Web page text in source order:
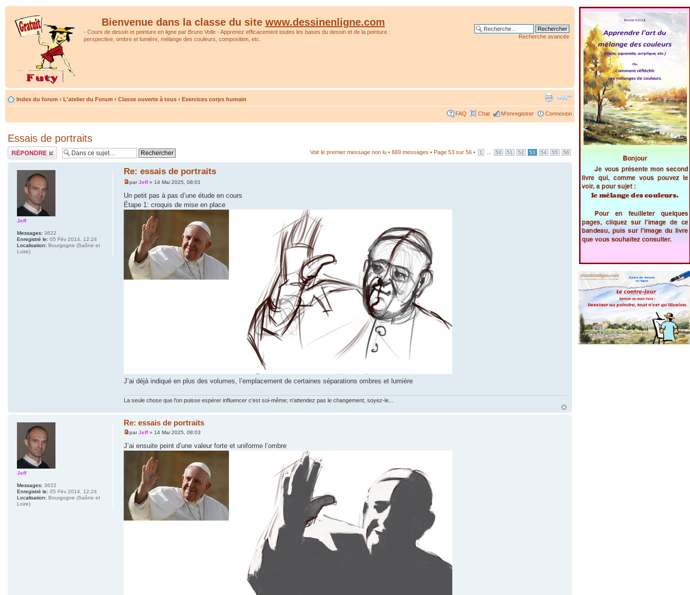
Bienvenue dans la classe du site www.dessinenligne.com
- Cours de dessin et peinture en ligne par Bruno Volle - Apprenez efficacement toutes les bases du dessin et de la peinture :
perspective, ombre et lumière, mélange des couleurs, composition, etc.
Recherche avancée
Index du forum ‹ L'atelier du Forum ‹ Classe ouverte à tous ‹ Exercices corps humain
FAQ Chat M’enregistrer Connexion
Essais de portraits
Répondre Voir le premier message non lu• 669 messages • Page 53sur 56• 1 50 51 52 53 54 55 56
Re: essais de portraits
parJeff» 14 Mai 2025, 08:01
Un petit pas à pas d’une étude en cours
Étape 1: croquis de mise en place
J’ai déjà indiqué en plus des volumes, l’emplacement de certaines séparations ombres et lumière
La seule chose que l'on puisse espérer influencer c'est soi-même; n'attendez pas le changement, soyez-le...
Jeff
Messages: 3622
Enregistré le: 05 Fév 2014, 12:24
Localisation: Bourgogne (Saône et
Loire)
Re: essais de portraits
parJeff» 14 Mai 2025, 08:03
J’ai ensuite peint d’une valeur forte et uniforme l’ombre
Jeff
Messages: 3622
Enregistré le: 05 Fév 2014, 12:24
Localisation: Bourgogne (Saône et
Loire)